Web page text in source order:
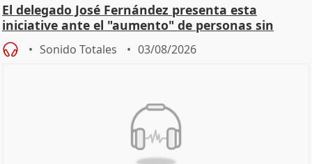
El delegado José Fernández presenta esta
iniciative ante el "aumento" de personas sin
hogar en Madri
Sonido Totales 03/08/2026